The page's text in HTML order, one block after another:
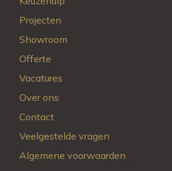
Projecten
Showroom
Offerte
Vacatures
Over ons
Contact
Veelgestelde vragen
Algemene voorwaarden